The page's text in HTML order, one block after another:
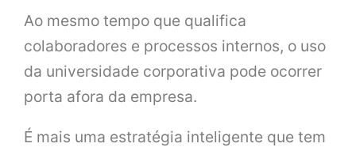
Ao mesmo tempo que qualifica
colaboradores e processos internos, o uso
da universidade corporativa pode ocorrer
porta afora da empresa.
É mais uma estratégia inteligente que tem